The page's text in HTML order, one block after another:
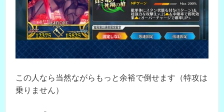
この人なら当然ながらもっと余裕で倒せます（特攻は
乗りません）